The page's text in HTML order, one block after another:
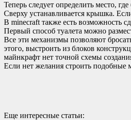
Теперь следует определить место,
Сверху устанавливается крышка.
В minecraft также есть возможность
Первый способ туалета можно
Все эти механизмы позволяют
этого, выстроить из блоков
майнкрафт нет точной схемы
Если нет желания строить подобные
Еще интересные статьи: